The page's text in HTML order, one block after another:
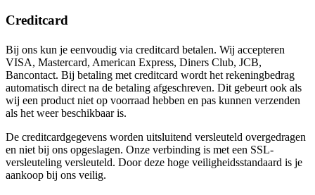
Creditcard
Bij ons kun je eenvoudig via creditcard betalen. Wij accepteren
VISA, Mastercard, American Express, Diners Club, JCB,
Bancontact. Bij betaling met creditcard wordt het rekeningbedrag
automatisch direct na de betaling afgeschreven. Dit gebeurt ook als
wij een product niet op voorraad hebben en pas kunnen verzenden
als het weer beschikbaar is.
De creditcardgegevens worden uitsluitend versleuteld overgedragen
en niet bij ons opgeslagen. Onze verbinding is met een SSL-
versleuteling versleuteld. Door deze hoge veiligheidsstandaard is je
aankoop bij ons veilig.